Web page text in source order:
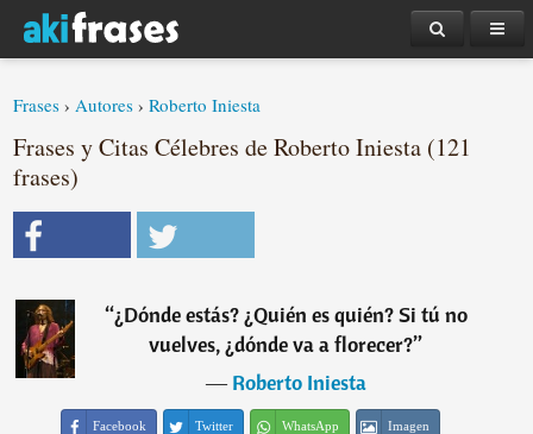
Frases ›Autores ›Roberto Iniesta
Frases y Citas Célebres de Roberto Iniesta (121
frases)
“¿Dónde estás? ¿Quién es quién? Si tú no
vuelves, ¿dónde va a florecer?”
―Roberto Iniesta
Facebook Twitter WhatsApp Imagen